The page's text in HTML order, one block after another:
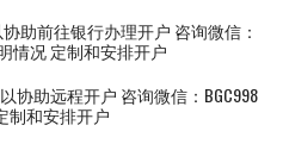
助前往银行办理开户 咨询微信：
情况 定制和安排开户
协助远程开户 咨询微信：BGC998
制和安排开户